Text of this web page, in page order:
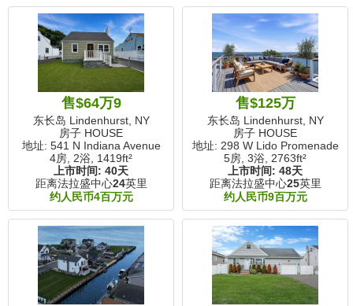
售$64万9
东长岛 Lindenhurst, NY
房子 HOUSE
地址: 541 N Indiana Avenue
4房, 2浴, 1419ft²
上市时间: 40天
距离法拉盛中心24英里
约人民币4百万元
售$125万
东长岛 Lindenhurst, NY
房子 HOUSE
地址: 298 W Lido Promenade
5房, 3浴, 2763ft²
上市时间: 48天
距离法拉盛中心25英里
约人民币9百万元